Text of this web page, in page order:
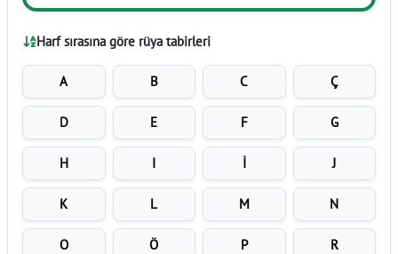
Harf sırasına göre rüya tabirleri
A B C Ç
D E F G
H I İ J
K L M N
O Ö P R